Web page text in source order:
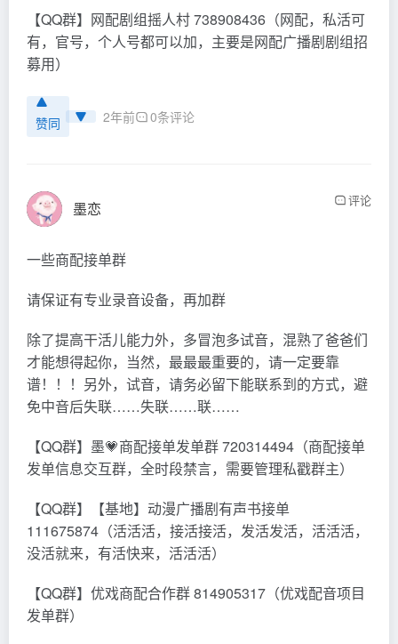
【QQ群】网配剧组摇人村 738908436（网配，私活可
有，官号，个人号都可以加，主要是网配广播剧剧组招
募用）
赞同 2年前 0条评论
墨恋 评论
一些商配接单群
请保证有专业录音设备，再加群
除了提高干活儿能力外，多冒泡多试音，混熟了爸爸们
才能想得起你，当然，最最最重要的，请一定要靠
谱！！！另外，试音，请务必留下能联系到的方式，避
免中音后失联……失联……联……
【QQ群】墨💗商配接单发单群 720314494（商配接单
发单信息交互群，全时段禁言，需要管理私戳群主）
【QQ群】【基地】动漫广播剧有声书接单
111675874（活活活，接活接活，发活发活，活活活，
没活就来，有活快来，活活活）
【QQ群】优戏商配合作群 814905317（优戏配音项目
发单群）